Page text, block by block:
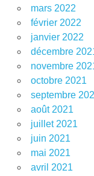
mars 2022
février 2022
janvier 2022
décembre
novembre
octobre 2021
septembre
août 2021
juillet 2021
juin 2021
mai 2021
avril 2021